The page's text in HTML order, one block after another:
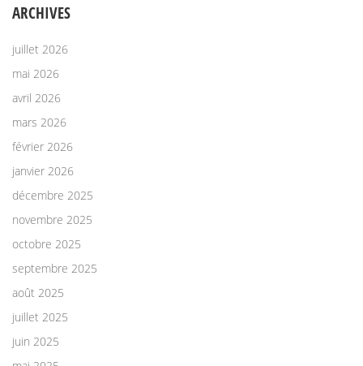
ARCHIVES
juillet 2026
mai 2026
avril 2026
mars 2026
février 2026
janvier 2026
décembre 2025
novembre 2025
octobre 2025
septembre 2025
août 2025
juillet 2025
juin 2025